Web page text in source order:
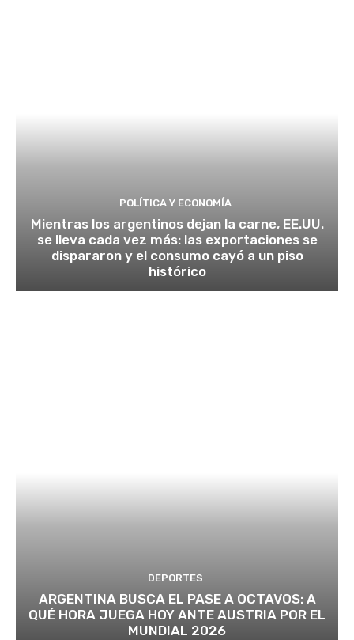
POLÍTICA Y ECONOMÍA
Mientras los argentinos dejan la carne, EE.UU.
se lleva cada vez más: las exportaciones se
dispararon y el consumo cayó a un piso
histórico
DEPORTES
ARGENTINA BUSCA EL PASE A OCTAVOS: A
QUÉ HORA JUEGA HOY ANTE AUSTRIA POR EL
MUNDIAL 2026